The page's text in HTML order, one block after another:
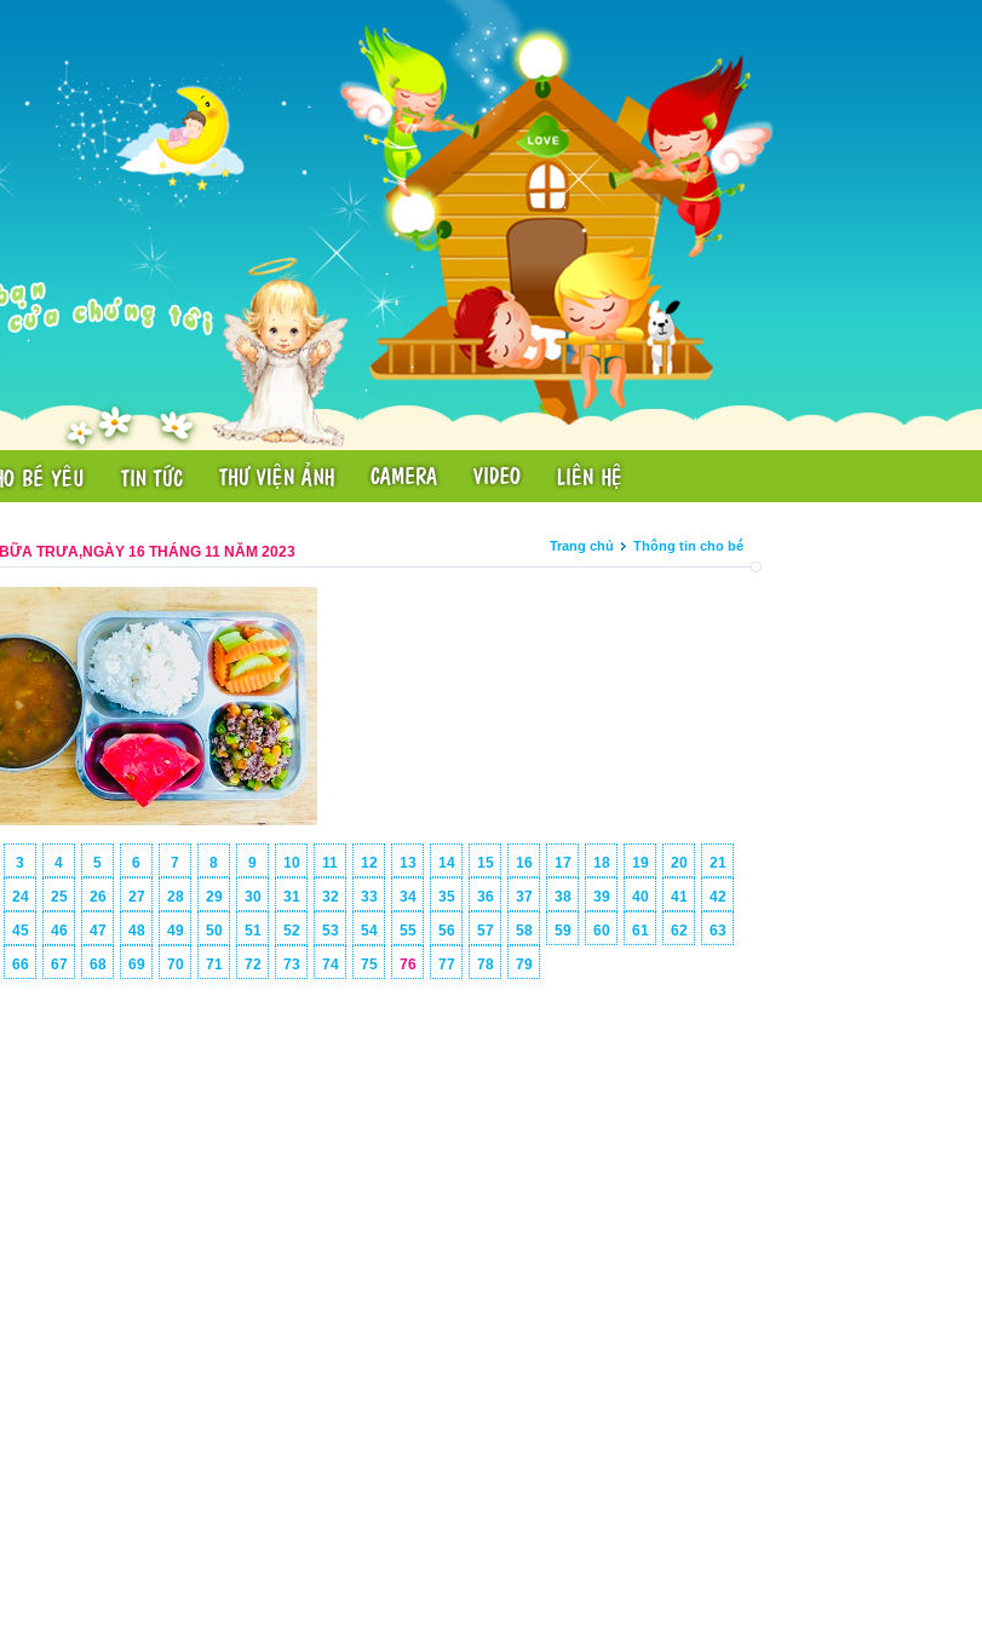
BỮA TRƯA,NGÀY 16 THÁNG 11 NĂM 2023 Trang chủ Thông tin cho bé
3 4 5 6 7 8 9 10 11 12 13 14 15 16 17 18 19 20
21
24 25 26 27 28 29 30 31 32 33 34 35 36 37 38 39 40 41
42
45 46 47 48 49 50 51 52 53 54 55 56 57 58 59 60 61 62
63
66 67 68 69 70 71 72 73 74 75 76 77 78 79